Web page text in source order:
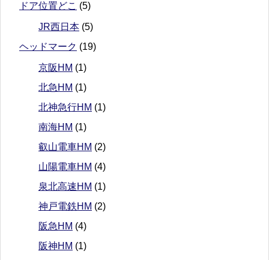
ドア位置どこ (5)
JR西日本 (5)
ヘッドマーク (19)
京阪HM (1)
北急HM (1)
北神急行HM (1)
南海HM (1)
叡山電車HM (2)
山陽電車HM (4)
泉北高速HM (1)
神戸電鉄HM (2)
阪急HM (4)
阪神HM (1)